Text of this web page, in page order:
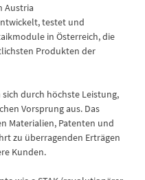
Austria
testet und
in Österreich, die
Produkten der
durch höchste Leistung,
Vorsprung aus. Das
Materialien, Patenten und
zu überragenden Erträgen
Kunden.